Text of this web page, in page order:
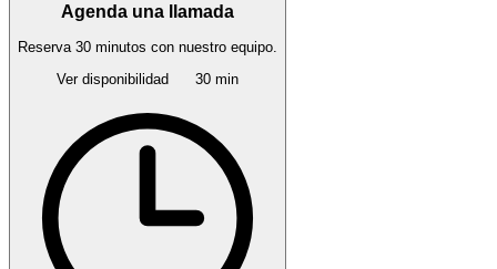
Agenda una llamada
Reserva 30 minutos con nuestro equipo.
Ver disponibilidad